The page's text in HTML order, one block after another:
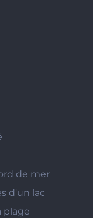
de mer
d'un lac
plage